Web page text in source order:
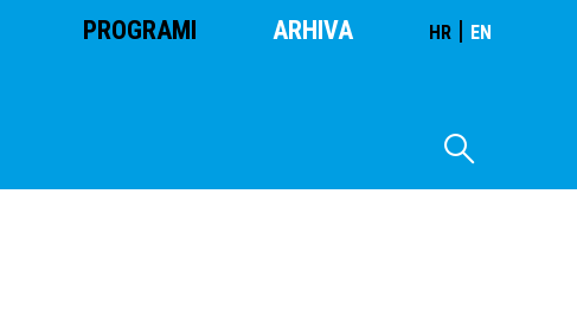
PROGRAMI ARHIVA HR | EN